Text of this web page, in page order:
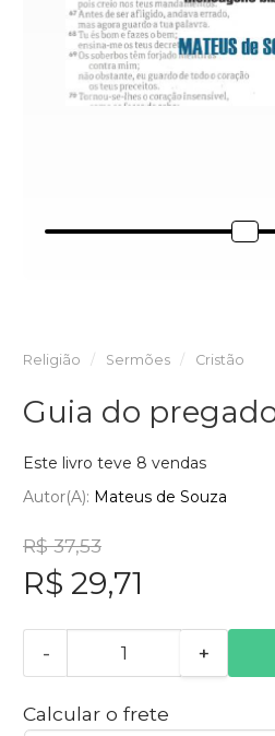
Religião Sermões Cristão
Guia do
Este livro teve 8 vendas
Autor(a): Mateus de Souza
R$ 37,53
R$ 29,71
- +
Calcular o frete